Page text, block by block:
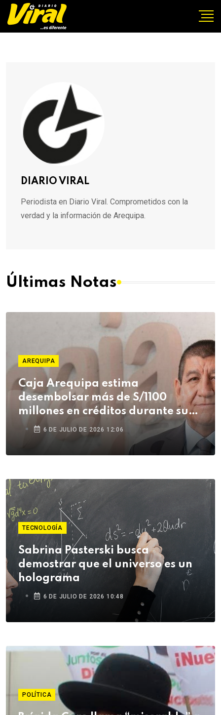
DIARIO VIRAL
Periodista en Diario Viral. Comprometidos con la
verdad y la información de Arequipa.
Últimas Notas
AREQUIPA
Caja Arequipa estima
desembolsar más de S/1100
millones en créditos durante su
campaña de Fiestas Patrias
6 DE JULIO DE 2026 12:06
TECNOLOGÍA
Sabrina Pasterski busca
demostrar que el universo es un
holograma
6 DE JULIO DE 2026 10:48
POLÍTICA